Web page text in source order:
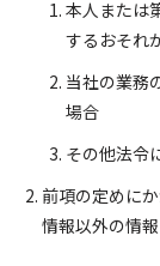
本人または
するおそれ
当社の業務
場合
その他法令
前項の定めに
情報以外の情